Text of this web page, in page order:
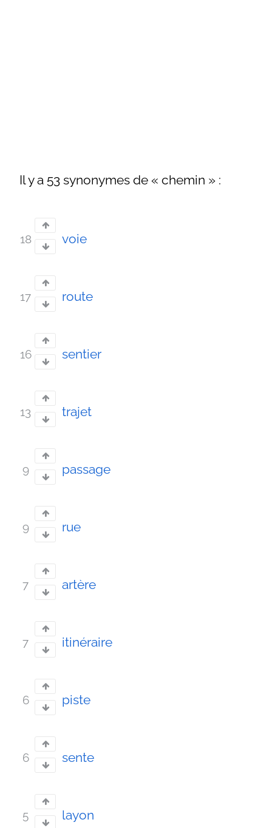
Il y a 53 synonymes de « chemin » :
18 voie
17 route
16 sentier
13 trajet
9 passage
9 rue
7 artère
7 itinéraire
6 piste
6 sente
5 layon